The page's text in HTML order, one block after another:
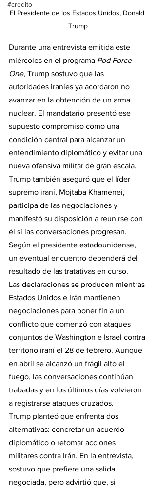
#credito
El Presidente de los Estados Unidos, Donald
Trump
Durante una entrevista emitida este
miércoles en el programa Pod Force
One, Trump sostuvo que las
autoridades iraníes ya acordaron no
avanzar en la obtención de un arma
nuclear. El mandatario presentó ese
supuesto compromiso como una
condición central para alcanzar un
entendimiento diplomático y evitar una
nueva ofensiva militar de gran escala.
Trump también aseguró que el líder
supremo iraní, Mojtaba Khamenei,
participa de las negociaciones y
manifestó su disposición a reunirse con
él si las conversaciones progresan.
Según el presidente estadounidense,
un eventual encuentro dependerá del
resultado de las tratativas en curso.
Las declaraciones se producen mientras
Estados Unidos e Irán mantienen
negociaciones para poner fin a un
conflicto que comenzó con ataques
conjuntos de Washington e Israel contra
territorio iraní el 28 de febrero. Aunque
en abril se alcanzó un frágil alto el
fuego, las conversaciones continúan
trabadas y en los últimos días volvieron
a registrarse ataques cruzados.
Trump planteó que enfrenta dos
alternativas: concretar un acuerdo
diplomático o retomar acciones
militares contra Irán. En la entrevista,
sostuvo que prefiere una salida
negociada, pero advirtió que, si